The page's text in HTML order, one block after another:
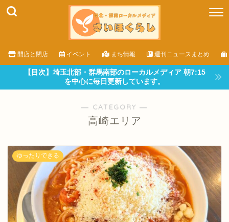
開店と閉店 イベント まち情報 週刊ニュースまとめ
【目次】埼玉北部・群馬南部のローカルメディア 朝7:15
を中心に毎日更新しています。
― CATEGORY ―
高崎エリア
ゆったりできる